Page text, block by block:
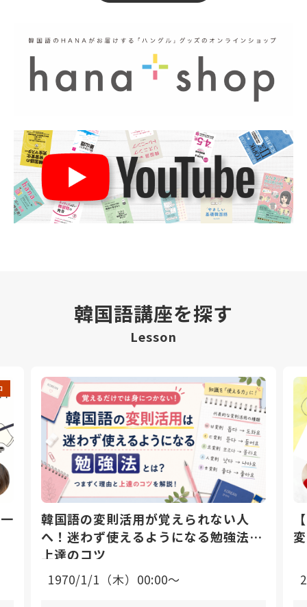
韓国語講座を探す
Lesson
韓国語の変則活用が覚えられない人
へ！迷わず使えるようになる勉強法と
上達のコツ
1970/1/1（木）00:00〜